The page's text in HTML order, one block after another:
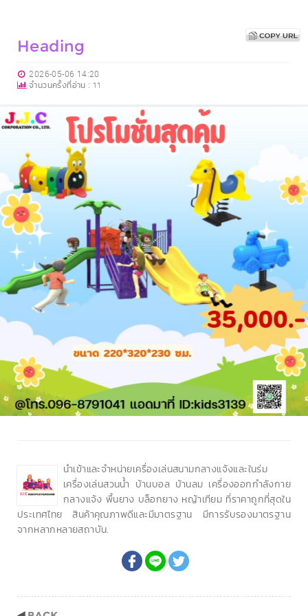
Heading
2026-05-06 14:20
จำนวนครั้งที่อ่าน : 11
นำเข้าและจำหน่ายเครื่องเล่นสนามกลางแจ้งและในร่ม
เครื่องเล่นสวนน้ำ บ้านบอล บ้านลม เครื่องออกกำลังกาย
กลางแจ้ง พื้นยาง บล็อกยาง หญ้าเทียม ที่ราคาถูกที่สุดใน
ประเทศไทย สินค้าคุณภาพดีและมีมาตรฐาน มีการรับรองมาตรฐาน
จากหลากหลายสถาบัน.